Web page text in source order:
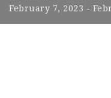
February 7, 2023 -